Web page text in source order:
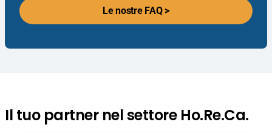
Le nostre FAQ >
Il tuo partner nel settore Ho.Re.Ca.